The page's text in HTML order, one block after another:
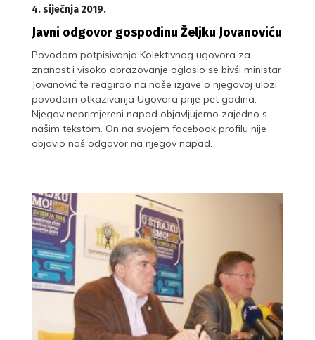
4. siječnja 2019.
Javni odgovor gospodinu Željku Jovanoviću
Povodom potpisivanja Kolektivnog ugovora za
znanost i visoko obrazovanje oglasio se bivši ministar
Jovanović te reagirao na naše izjave o njegovoj ulozi
povodom otkazivanja Ugovora prije pet godina.
Njegov neprimjereni napad objavljujemo zajedno s
našim tekstom. On na svojem facebook profilu nije
objavio naš odgovor na njegov napad.